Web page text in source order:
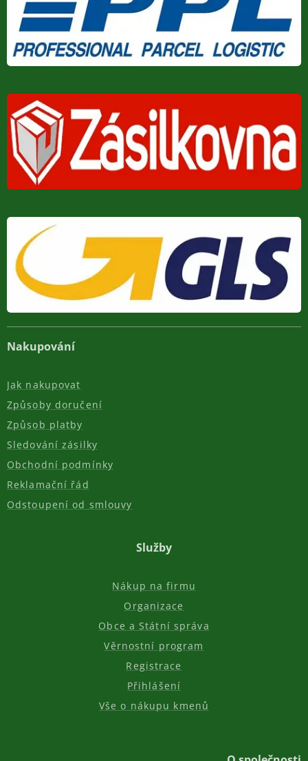
Nakupování
Jak nakupovat
Způsoby doručení
Způsob platby
Sledování zásilky
Obchodní podmínky
Reklamační řád
Odstoupení od smlouvy
Služby
Nákup na firmu
Organizace
Obce a Státní správa
Věrnostní program
Registrace
Přihlášení
Vše o nákupu kmenů